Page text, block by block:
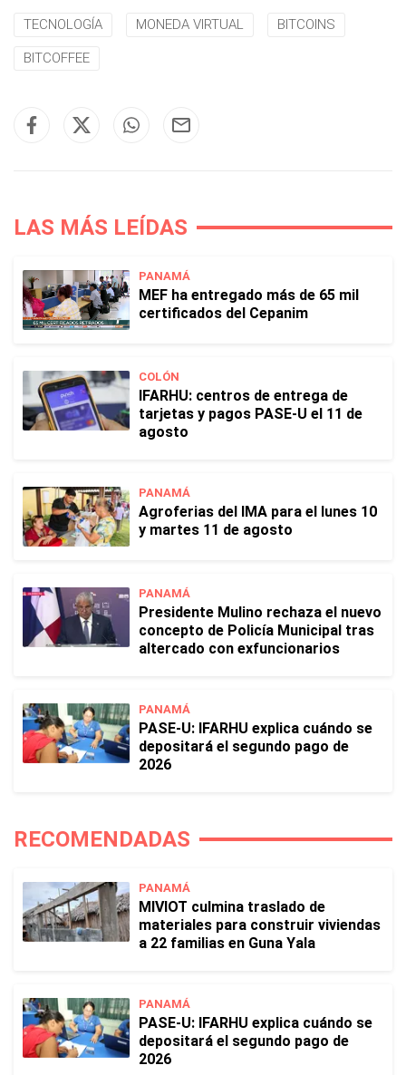
TECNOLOGÍA MONEDA VIRTUAL BITCOINS
BITCOFFEE
LAS MÁS LEÍDAS
PANAMÁ
MEF ha entregado más de 65 mil
certificados del Cepanim
COLÓN
IFARHU: centros de entrega de
tarjetas y pagos PASE-U el 11 de
agosto
PANAMÁ
Agroferias del IMA para el lunes 10
y martes 11 de agosto
PANAMÁ
Presidente Mulino rechaza el nuevo
concepto de Policía Municipal tras
altercado con exfuncionarios
PANAMÁ
PASE-U: IFARHU explica cuándo se
depositará el segundo pago de
2026
RECOMENDADAS
PANAMÁ
MIVIOT culmina traslado de
materiales para construir viviendas
a 22 familias en Guna Yala
PANAMÁ
PASE-U: IFARHU explica cuándo se
depositará el segundo pago de
2026